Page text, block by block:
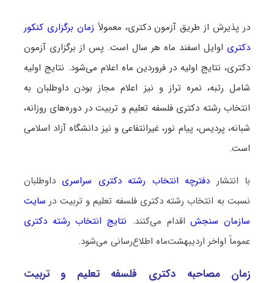
در پذیرش از طریق آزمون دکتری، معمولاً زمان برگزاری کنکور
دکتری اوایل اسفند ماه هر سال است. پس از برگزاری آزمون
دکتری، نتایج اولیه در فروردین ماه اعلام می‌شود. نتایج اولیه
شامل رتبه، نمره‌ تراز و نیز اعلام مجاز بودن داوطلبان به
انتخاب رشته دکتری فلسفه تعلیم و تربیت در دوره‌های روزانه،
شبانه، پردیس، پیام نور، غیرانتفاعی و نیز دانشگاه آزاد اسلامی
است.
با انتشار دفترچه انتخاب رشته دکتری سراسری داوطلبان
نسبت به انتخاب رشته دکتری فلسفه تعلیم و تربیت در سایت
سازمان سنجشاقدام می‌کنند. نتایج انتخاب رشته دکتری
عموماً اواخر اردیبهشت‌ماه اطلاع‌رسانی می‌شود.
زمان مصاحبه دکتری فلسفه تعلیم و تربیت